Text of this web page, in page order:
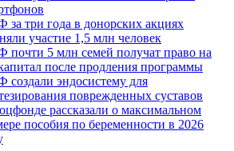
за три года в донорских акциях
участие 1,5 млн человек
почти 5 млн семей получат право на
после продления программы
создали эндосистему для
поврежденных суставов
рассказали о максимальном
пособия по беременности в 2026